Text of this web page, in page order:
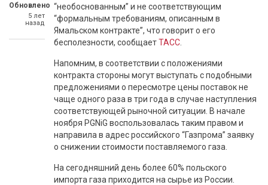
Обновлено
5 лет
назад
“необоснованным” и не соответствующим
“формальным требованиям, описанным в
Ямальском контракте”, что говорит о его
бесполезности, сообщаетТАСС
Напомним, в соответствии с положениями
контракта стороны могут выступать с подобными
предложениями о пересмотре цены поставок не
чаще одного раза в три года в случае наступления
соответствующей рыночной ситуации. В начале
ноября PGNiG воспользовалась таким правом и
направила в адрес российского “Газпрома” заявку
о снижении стоимости поставляемого газа.
На сегодняшний день более 60% польского
импорта газа приходится на сырье из России.